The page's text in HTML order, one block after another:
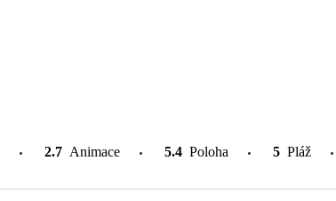
2.7 Animace 5.4 Poloha 5 Pláž